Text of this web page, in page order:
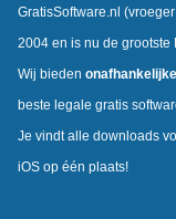
GratisSoftware.nl
2004 en is nu de
Wij bieden
beste legale gratis
Je vindt alle downloads
iOS op één plaats!